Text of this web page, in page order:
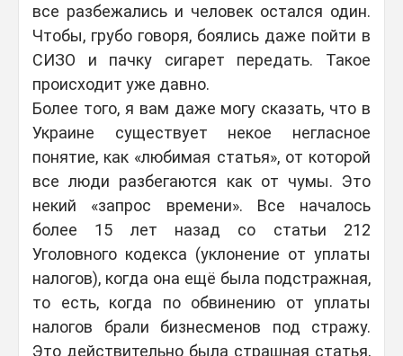
все разбежались и человек остался один.
Чтобы, грубо говоря, боялись даже пойти в
СИЗО и пачку сигарет передать. Такое
происходит уже давно.
Более того, я вам даже могу сказать, что в
Украине существует некое негласное
понятие, как «любимая статья», от которой
все люди разбегаются как от чумы. Это
некий «запрос времени». Все началось
более 15 лет назад со статьи 212
Уголовного кодекса (уклонение от уплаты
налогов), когда она ещё была подстражная,
то есть, когда по обвинению от уплаты
налогов брали бизнесменов под стражу.
Это действительно была страшная статья,